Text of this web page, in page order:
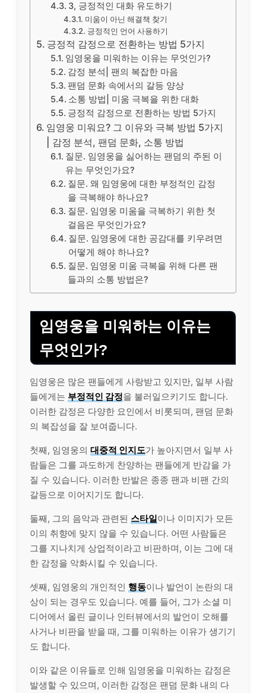
3, 긍정적인 대화 유도하기
미움이 아닌 해결책 찾기
긍정적인 언어 사용하기
긍정적 감정으로 전환하는 방법 5가지
임영웅을 미워하는 이유는 무엇인가?
감정 분석| 팬의 복잡한 마음
팬덤 문화 속에서의 갈등 양상
소통 방법| 미움 극복을 위한 대화
긍정적 감정으로 전환하는 방법 5가지
임영웅 미워요? 그 이유와 극복 방법 5가지
| 감정 분석, 팬덤 문화, 소통 방법
질문. 임영웅을 싫어하는 팬덤의 주된 이
유는 무엇인가요?
질문. 왜 임영웅에 대한 부정적인 감정
을 극복해야 하나요?
질문. 임영웅 미움을 극복하기 위한 첫
걸음은 무엇인가요?
질문. 임영웅에 대한 공감대를 키우려면
어떻게 해야 하나요?
질문. 임영웅 미움 극복을 위해 다른 팬
들과의 소통 방법은?
임영웅을 미워하는 이유는
무엇인가?
임영웅은 많은 팬들에게 사랑받고 있지만, 일부 사람
들에게는 부정적인 감정을 불러일으키기도 합니다.
이러한 감정은 다양한 요인에서 비롯되며, 팬덤 문화
의 복잡성을 잘 보여줍니다.
첫째, 임영웅의 대중적 인지도가 높아지면서 일부 사
람들은 그를 과도하게 찬양하는 팬들에게 반감을 가
질 수 있습니다. 이러한 반발은 종종 팬과 비팬 간의
갈등으로 이어지기도 합니다.
둘째, 그의 음악과 관련된 스타일이나 이미지가 모든
이의 취향에 맞지 않을 수 있습니다. 어떤 사람들은
그를 지나치게 상업적이라고 비판하며, 이는 그에 대
한 감정을 악화시킬 수 있습니다.
셋째, 임영웅의 개인적인 행동이나 발언이 논란의 대
상이 되는 경우도 있습니다. 예를 들어, 그가 소셜 미
디어에서 올린 글이나 인터뷰에서의 발언이 오해를
사거나 비판을 받을 때, 그를 미워하는 이유가 생기기
도 합니다.
이와 같은 이유들로 인해 임영웅을 미워하는 감정은
발생할 수 있으며, 이러한 감정은 팬덤 문화 내의 다